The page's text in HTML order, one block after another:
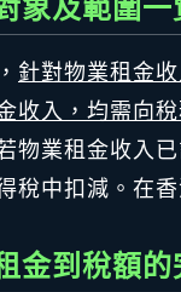
象及範圍一
針對物業租金
收入，均需向
物業租金收入
稅中扣減。在
金到稅額的